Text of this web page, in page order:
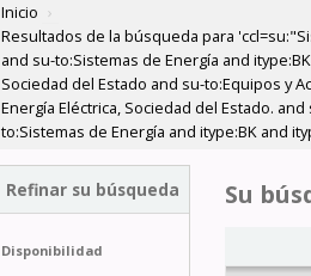
Inicio ›
Resultados de la búsqueda para
and su-to:Sistemas de Energía and
Sociedad del Estado and su-to:Equipos y
Energía Eléctrica, Sociedad del Estado.
to:Sistemas de Energía and itype:BK and
Refinar su búsqueda
Disponibilidad
Su